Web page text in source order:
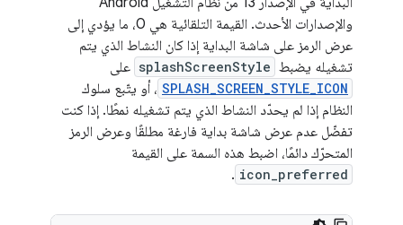
والإصدارات الأحدث. القيمة التلقائية هي 0، ما يؤدي إلى
عرض الرمز على شاشة البداية إذا كان النشاط الذي يتم
تشغيله يضبط splashScreenStyle على
SPLASH_SCREEN_STYLE_ICON ، أو يتّبع سلوك
النظام إذا لم يحدّد النشاط الذي يتم تشغيله نمطًا. إذا كنت
تفضّل عدم عرض شاشة بداية فارغة مطلقًا وعرض الرمز
المتحرّك دائمًا، اضبط هذه السمة على القيمة
icon_preferred
.